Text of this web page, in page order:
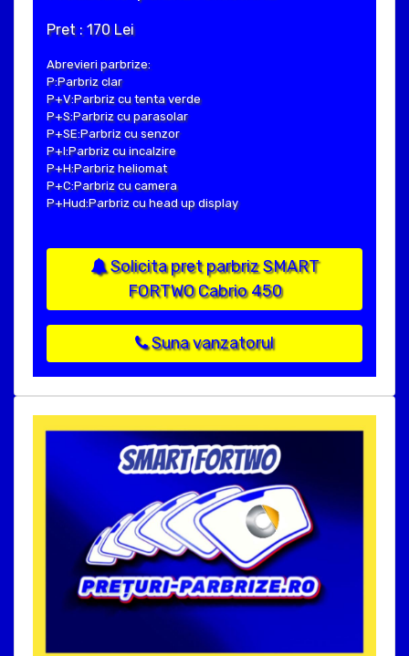
Pret : 170 Lei
Abrevieri parbrize:
P:Parbriz clar
P+V:Parbriz cu tenta verde
P+S:Parbriz cu parasolar
P+SE:Parbriz cu senzor
P+I:Parbriz cu incalzire
P+H:Parbriz heliomat
P+C:Parbriz cu camera
P+Hud:Parbriz cu head up display
Solicita pret parbriz SMART
FORTWO Cabrio 450
Suna vanzatorul